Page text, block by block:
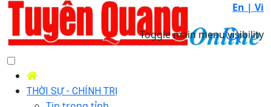
En | Vi
Toggle main menu visibility
THỜI SỰ - CHÍNH TRỊ